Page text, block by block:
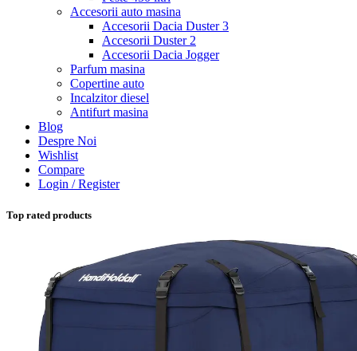
Accesorii auto masina
Accesorii Dacia Duster 3
Accesorii Duster 2
Accesorii Dacia Jogger
Parfum masina
Copertine auto
Incalzitor diesel
Antifurt masina
Blog
Despre Noi
Wishlist
Compare
Login / Register
Top rated products